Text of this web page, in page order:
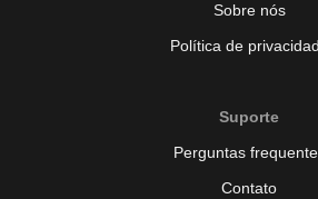
Sobre nós
Política de
Suporte
Perguntas
Contato